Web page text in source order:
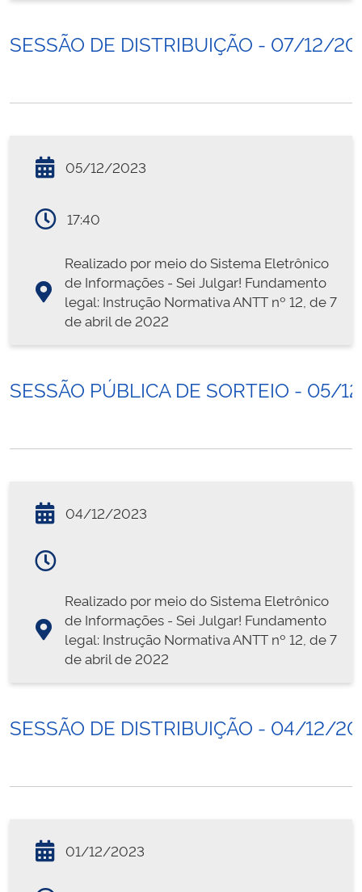
SESSÃO DE DISTRIBUIÇÃO - 07/12/
05/12/2023
17:40
Realizado por meio do Sistema Eletrônico
de Informações - Sei Julgar! Fundamento
legal: Instrução Normativa ANTT nº 12, de 7
de abril de 2022
SESSÃO PÚBLICA DE SORTEIO - 05/
04/12/2023
Realizado por meio do Sistema Eletrônico
de Informações - Sei Julgar! Fundamento
legal: Instrução Normativa ANTT nº 12, de 7
de abril de 2022
SESSÃO DE DISTRIBUIÇÃO - 04/12/
01/12/2023